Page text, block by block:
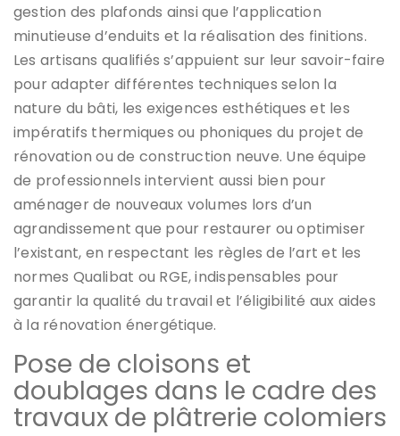
gestion des plafonds ainsi que l’application
minutieuse d’enduits et la réalisation des finitions.
Les artisans qualifiés s’appuient sur leur savoir-faire
pour adapter différentes techniques selon la
nature du bâti, les exigences esthétiques et les
impératifs thermiques ou phoniques du projet de
rénovation ou de construction neuve. Une équipe
de professionnels intervient aussi bien pour
aménager de nouveaux volumes lors d’un
agrandissement que pour restaurer ou optimiser
l’existant, en respectant les règles de l’art et les
normes Qualibat ou RGE, indispensables pour
garantir la qualité du travail et l’éligibilité aux aides
à la rénovation énergétique.
Pose de cloisons et
doublages dans le cadre des
travaux de plâtrerie colomiers